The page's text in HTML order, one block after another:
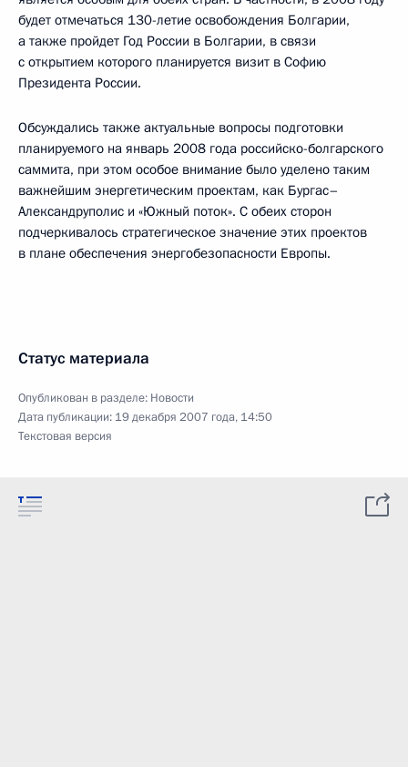
будет отмечаться 130-летие освобождения Болгарии,
а также пройдет Год России в Болгарии, в связи
с открытием которого планируется визит в Софию
Президента России.
Обсуждались также актуальные вопросы подготовки
планируемого на январь 2008 года российско-болгарского
саммита, при этом особое внимание было уделено таким
важнейшим энергетическим проектам, как Бургас–
Александруполис и «Южный поток». С обеих сторон
подчеркивалось стратегическое значение этих проектов
в плане обеспечения энергобезопасности Европы.
Статус материала
Опубликован в разделе: Новости
Дата публикации: 19 декабря 2007 года, 14:50
Текстовая версия